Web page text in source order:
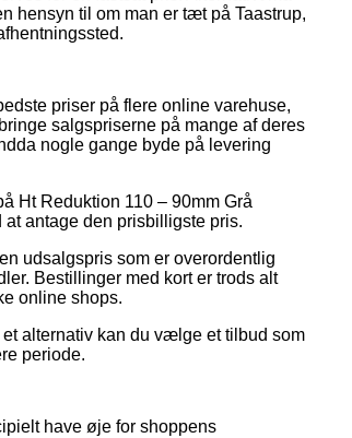
hensyn til om man er tæt på Taastrup,
priser på flere online varehuse,
salgspriserne på mange af deres
nogle gange byde på levering
Ht Reduktion 110 – 90mm Grå
antage den prisbilligste pris.
udsalgspris som er overordentlig
Bestillinger med kort er trods alt
online shops.
alternativ kan du vælge et tilbud som
periode.
have øje for shoppens